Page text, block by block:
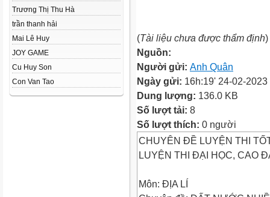
Trương Thị Thu Hà
trần thanh hải
Mai Lê Huy
JOY GAME
Cu Huy Son
Con Van Tao
(Tài liệu chưa được thẩm định)
Nguồn:
Người gửi: Anh Quân
Ngày gửi: 16h:19' 24-02-2023
Dung lượng: 136.0 KB
Số lượt tải: 8
Số lượt thích: 0 người
CHUYÊN ĐỀ LUYỆN THI
LUYỆN THI ĐẠI HỌC, CAO
Môn: ĐỊA LÍ